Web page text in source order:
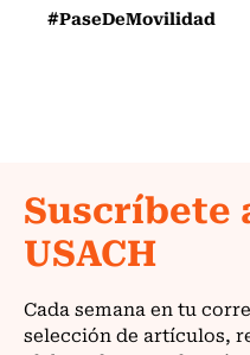
#PaseDeMovilidad